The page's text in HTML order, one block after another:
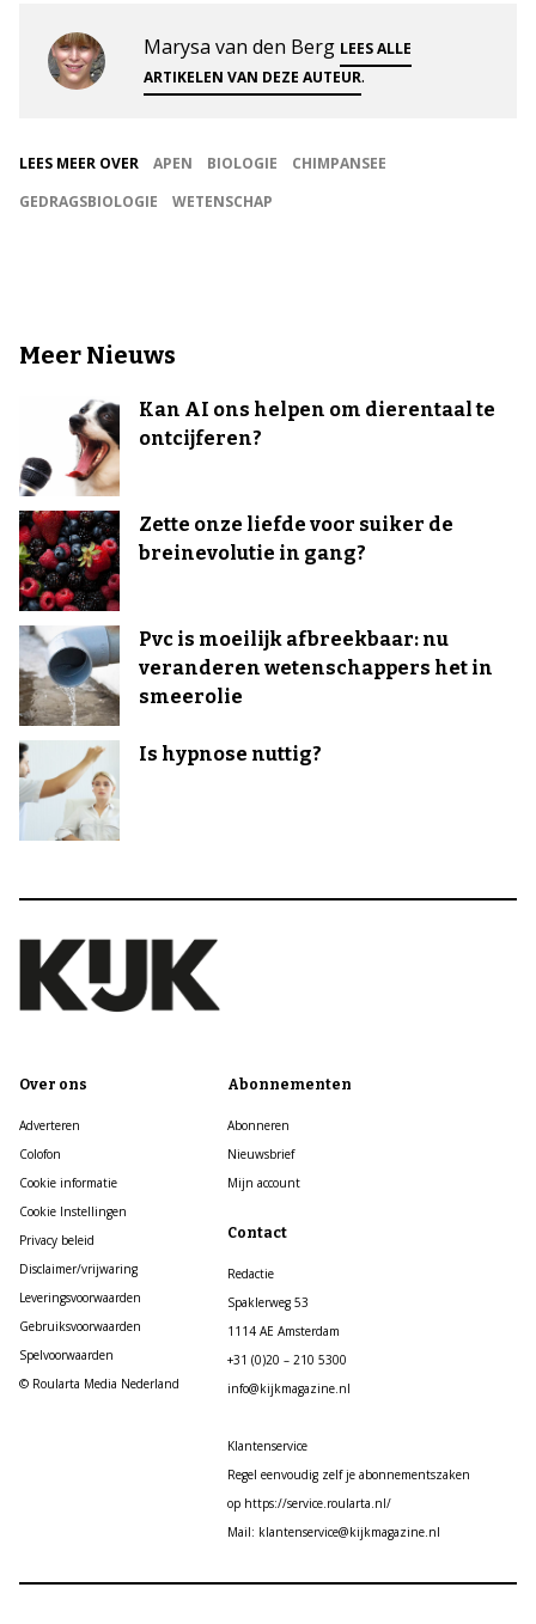
Marysa van den Berg LEES ALLE
ARTIKELEN VAN DEZE AUTEUR.
LEES MEER OVER APEN BIOLOGIE
CHIMPANSEE
GEDRAGSBIOLOGIE
WETENSCHAP
Meer Nieuws
Kan AI ons helpen om dierentaal te
ontcijferen?
Zette onze liefde voor suiker de
breinevolutie in gang?
Pvc is moeilijk afbreekbaar: nu
veranderen wetenschappers het in
smeerolie
Is hypnose nuttig?
Over ons
Adverteren
Colofon
Cookie informatie
Cookie Instellingen
Privacy beleid
Disclaimer/vrijwaring
Leveringsvoorwaarden
Gebruiksvoorwaarden
Spelvoorwaarden
© Roularta Media Nederland
Abonnementen
Abonneren
Nieuwsbrief
Mijn account
Contact
Redactie
Spaklerweg 53
1114 AE Amsterdam
+31 (0)20 – 210 5300
info@kijkmagazine.nl
Klantenservice
Regel eenvoudig zelf je abonnementszaken
op https://service.roularta.nl/
Mail: klantenservice@kijkmagazine.nl